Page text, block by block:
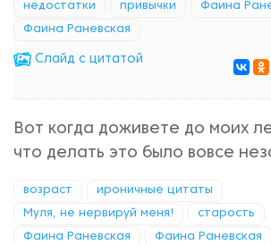
недостатки привычки Фаина
Фаина Раневская
Cлайд с цитатой
Вот когда доживете до моих
что делать это было вовсе
возраст ироничные цитаты
Муля, не нервируй меня! старость
Фаина Раневская Фаина Раневская